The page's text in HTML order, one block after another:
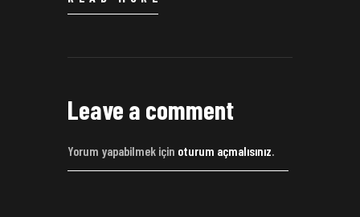
Leave a comment
Yorum yapabilmek için oturum açmalısınız.